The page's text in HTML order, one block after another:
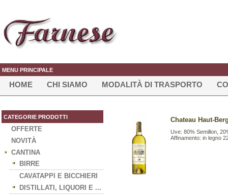
MENU PRINCIPALE
HOME CHI SIAMO MODALITÀ DI TRASPORTO
CATEGORIE PRODOTTI
OFFERTE
NOVITÀ
CANTINA
BIRRE
CAVATAPPI E BICCHIERI
DISTILLATI, LIQUORI E ...
Chateau Haut-
Uve: 80% Semillon,
Affinamento: in legno